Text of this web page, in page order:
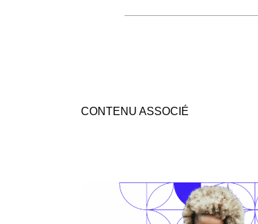
CONTENU ASSOCIÉ